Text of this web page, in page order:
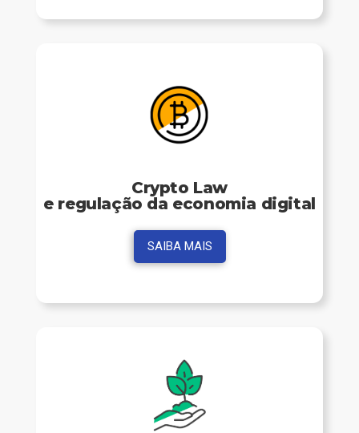
Crypto Law
e regulação da economia digital
SAIBA MAIS